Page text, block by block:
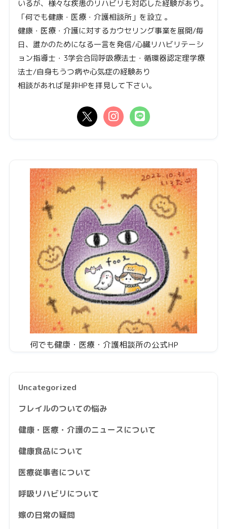
いるが、様々な疾患のリハビリも対応した経験があり。
「何でも健康・医療・介護相談所」を設立 。
健康・医療・介護に対するカウセリング事業を展開/毎
日、誰かのためになる一言を発信/心臓リハビリテーシ
ョン指導士・3学会合同呼吸療法士・循環器認定理学療
法士/自身もうつ病や心気症の経験あり
相談があれば是非HPを拝見して下さい。
何でも健康・医療・介護相談所の公式HP
Uncategorized
フレイルのついての悩み
健康・医療・介護のニュースについて
健康食品について
医療従事者について
呼吸リハビリについて
嫁の日常の疑問